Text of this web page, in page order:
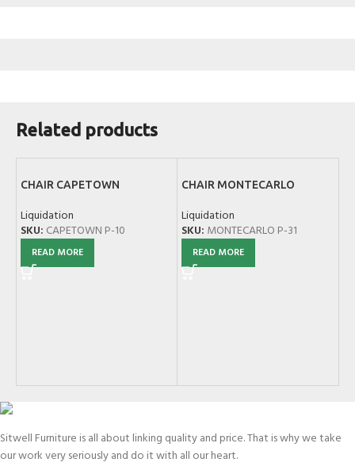
Related products
CHAIR CAPETOWN
Liquidation
SKU: CAPETOWN P-10
READ MORE
CHAIR MONTECARLO
Liquidation
SKU: MONTECARLO P-31
READ MORE
Sitwell Furniture is all about linking quality and price. That is why we take
our work very seriously and do it with all our heart.